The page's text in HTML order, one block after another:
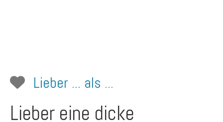
Lieber ... als ...
Lieber eine dicke